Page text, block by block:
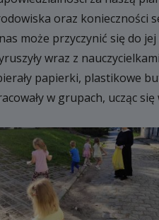
ZAJĘCIA
BAZA
RODO
oraz konieczności
może przyczynić się do
wraz z
papierki, plastikowe
w grupach, ucząc